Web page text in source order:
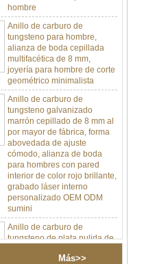
Anillo de carburo de
tungsteno para hombre,
alianza de boda cepillada
multifacética de 8 mm,
joyería para hombre de corte
geométrico minimalista
Anillo de carburo de
tungsteno galvanizado
marrón cepillado de 8 mm al
por mayor de fábrica, forma
abovedada de ajuste
cómodo, alianza de boda
para hombres con pared
interior de color rojo brillante,
grabado láser interno
personalizado OEM ODM
sumini
Anillo de carburo de
tungsteno de plata pulida de
8 mm al por mayor de
fábrica, incrustación central
de ópalo azul triturado con
Más>>